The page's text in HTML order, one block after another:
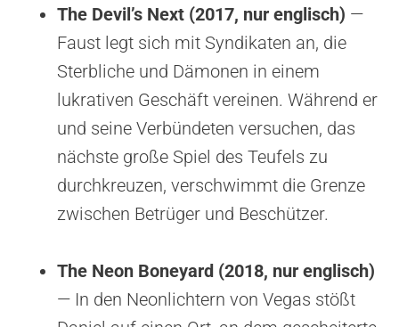
The Devil’s Next (2017, nur englisch) —
Faust legt sich mit Syndikaten an, die
Sterbliche und Dämonen in einem
lukrativen Geschäft vereinen. Während er
und seine Verbündeten versuchen, das
nächste große Spiel des Teufels zu
durchkreuzen, verschwimmt die Grenze
zwischen Betrüger und Beschützer.
The Neon Boneyard (2018, nur englisch)
— In den Neonlichtern von Vegas stößt